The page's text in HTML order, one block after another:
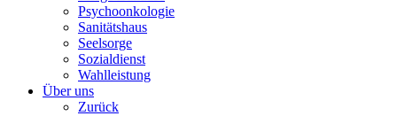
Psychoonkologie
Sanitätshaus
Seelsorge
Sozialdienst
Wahlleistung
Über uns
Zurück